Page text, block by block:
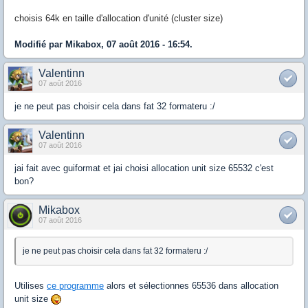
choisis 64k en taille d'allocation d'unité (cluster size)
Modifié par Mikabox, 07 août 2016 - 16:54.
Valentinn
07 août 2016
je ne peut pas choisir cela dans fat 32 formateru :/
Valentinn
07 août 2016
jai fait avec guiformat et jai choisi allocation unit size 65532 c'est
bon?
Mikabox
07 août 2016
je ne peut pas choisir cela dans fat 32 formateru :/
Utilises ce programme alors et sélectionnes 65536 dans allocation
unit size